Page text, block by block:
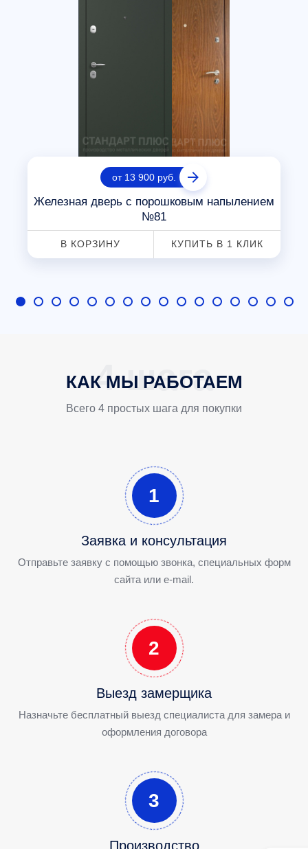
от 13 900 руб.
Железная дверь с порошковым напылением
№81
В КОРЗИНУ КУПИТЬ В 1 КЛИК
КАК МЫ РАБОТАЕМ
Всего 4 простых шага для покупки
1
Заявка и консультация
Отправьте заявку с помощью звонка, специальных форм
сайта или e-mail.
2
Выезд замерщика
Назначьте бесплатный выезд специалиста для замера и
оформления договора
3
Производство